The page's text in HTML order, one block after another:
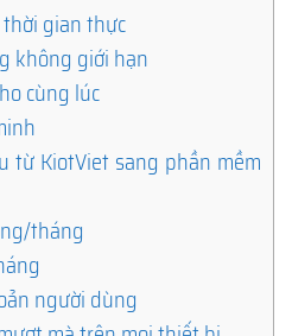
gian thực
không giới hạn
cùng lúc
từ KiotViet sang phần mềm
tháng
người dùng